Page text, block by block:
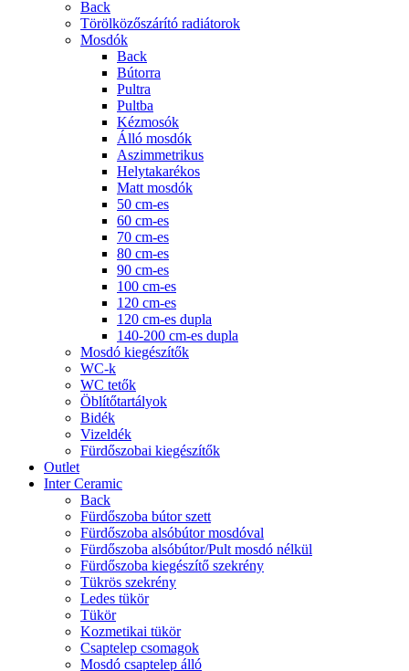
Back
Törölközőszárító radiátorok
Mosdók
Back
Bútorra
Pultra
Pultba
Kézmosók
Álló mosdók
Aszimmetrikus
Helytakarékos
Matt mosdók
50 cm-es
60 cm-es
70 cm-es
80 cm-es
90 cm-es
100 cm-es
120 cm-es
120 cm-es dupla
140-200 cm-es dupla
Mosdó kiegészítők
WC-k
WC tetők
Öblítőtartályok
Bidék
Vizeldék
Fürdőszobai kiegészítők
Outlet
Inter Ceramic
Back
Fürdőszoba bútor szett
Fürdőszoba alsóbútor mosdóval
Fürdőszoba alsóbútor/Pult mosdó nélkül
Fürdőszoba kiegészítő szekrény
Tükrös szekrény
Ledes tükör
Tükör
Kozmetikai tükör
Csaptelep csomagok
Mosdó csaptelep álló